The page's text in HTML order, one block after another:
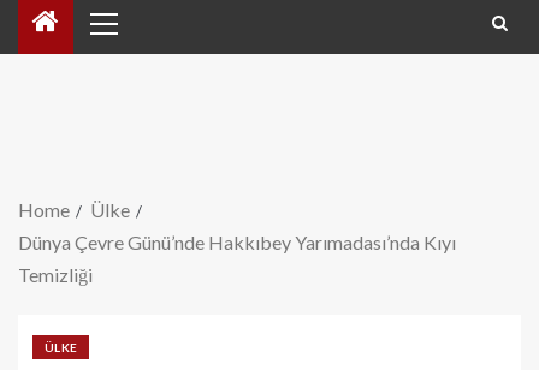
Home
Ülke
Dünya Çevre Günü’nde Hakkıbey Yarımadası’nda Kıyı
Temizliği
ÜLKE